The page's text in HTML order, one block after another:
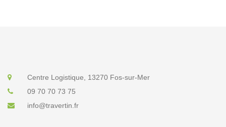
Centre Logistique, 13270 Fos-sur-Mer
09 70 70 73 75
info@travertin.fr